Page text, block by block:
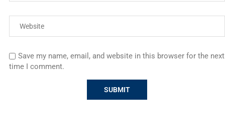
Save my name, email, and website in this browser for the next
time I comment.